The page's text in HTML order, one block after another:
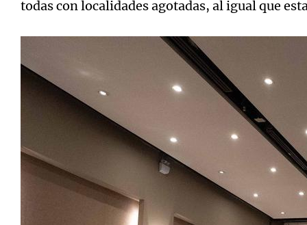
todas con localidades agotadas, al igual que